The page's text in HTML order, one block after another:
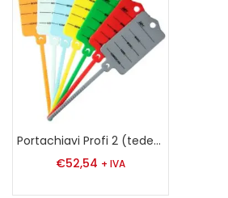
Portachiavi Profi 2 (tedesco, francese)
€52,54 + IVA
Remember me